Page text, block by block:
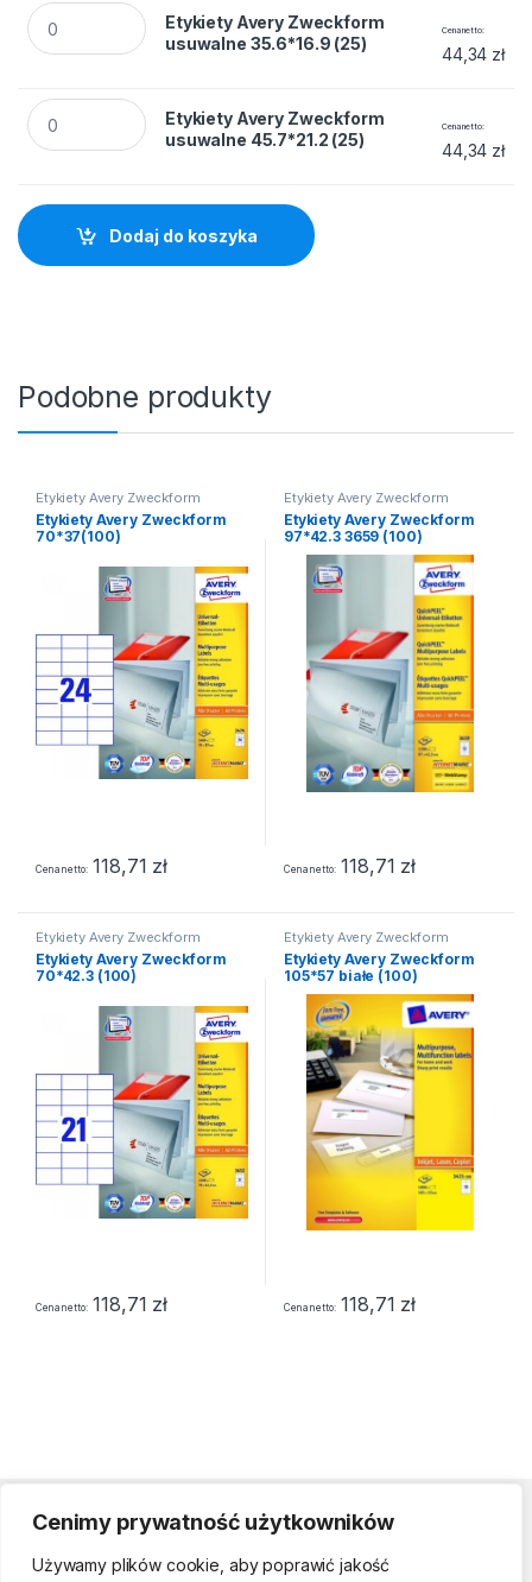
Cenimy prywatność użytkowników
Używamy plików cookie, aby poprawić jakość
Etykiety Avery Zweckform usuwalne 35.6*16.9 (25) quantity
Etykiety Avery Zweckform
usuwalne 35.6*16.9 (25)
Cena netto
44,34 zł
Etykiety Avery Zweckform usuwalne 45.7*21.2 (25) quantity
Etykiety Avery Zweckform
usuwalne 45.7*21.2 (25)
Cena netto
44,34 zł
Dodaj do koszyka
Podobne produkty
Etykiety Avery Zweckform
Etykiety Avery Zweckform
70*37(100)
Cena netto 118,71 zł
Etykiety Avery Zweckform
Etykiety Avery Zweckform
97*42.3 3659 (100)
Cena netto 118,71 zł
Etykiety Avery Zweckform
Etykiety Avery Zweckform
70*42.3 (100)
Cena netto 118,71 zł
Etykiety Avery Zweckform
Etykiety Avery Zweckform
105*57 białe (100)
Cena netto 118,71 zł
Strefa klienta